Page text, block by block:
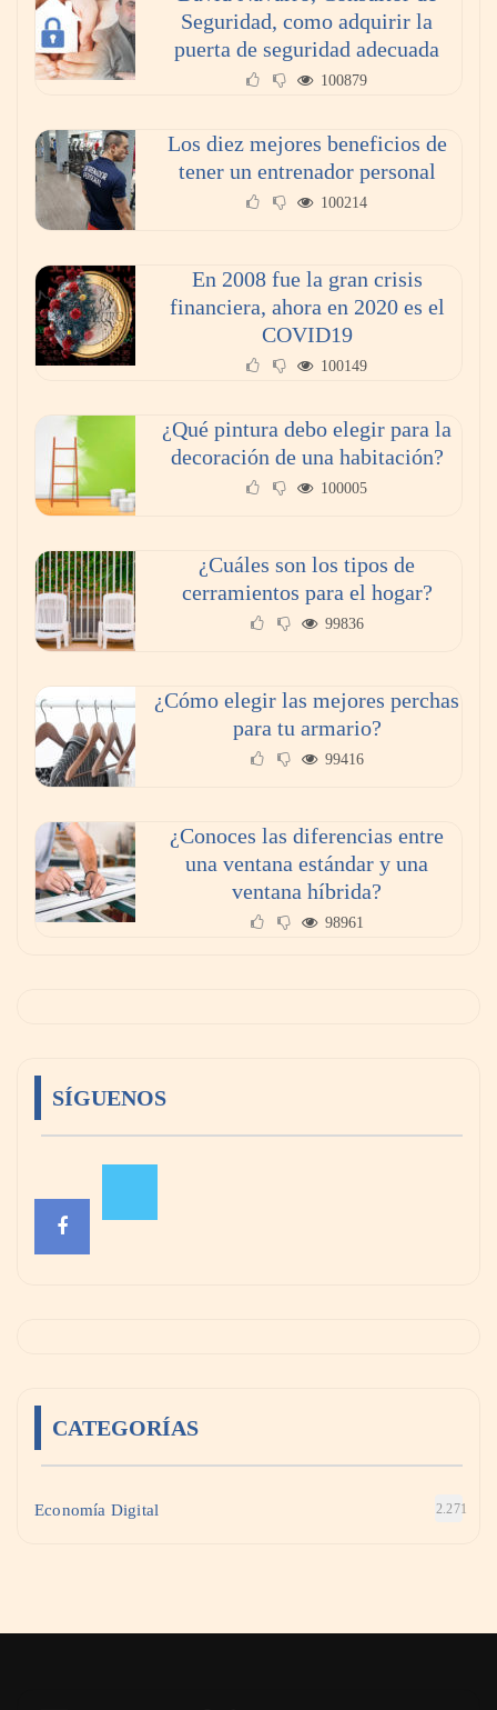
Seguridad, como adquirir la
puerta de seguridad adecuada
100879
Los diez mejores beneficios de
tener un entrenador personal
100214
En 2008 fue la gran crisis
financiera, ahora en 2020 es el
COVID19
100149
¿Qué pintura debo elegir para la
decoración de una habitación?
100005
¿Cuáles son los tipos de
cerramientos para el hogar?
99836
¿Cómo elegir las mejores perchas
para tu armario?
99416
¿Conoces las diferencias entre
una ventana estándar y una
ventana híbrida?
98961
SÍGUENOS
CATEGORÍAS
Economía Digital 2.271